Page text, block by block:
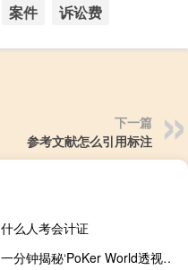
案件 诉讼费
下一篇
参考文献怎么引用标注
什么人考会计证
一分钟揭秘‘PoKer World透视软件挂”其实真的有挂